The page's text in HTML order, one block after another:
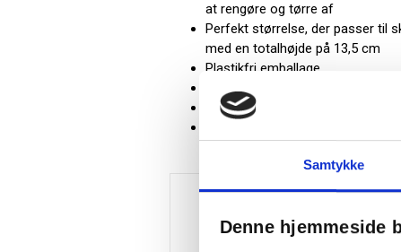
Samtykke
Denne hjemmeside
at rengøre og tørre af
Perfekt størrelse, der passer til
med en totalhøjde på 13,5 cm
Plastikfri emballage
Mål (BxHXD): 135 x 87 x 87 mm
Vægt: 0,29 kg